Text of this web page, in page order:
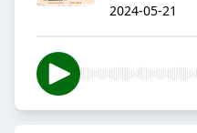
2024-05-21